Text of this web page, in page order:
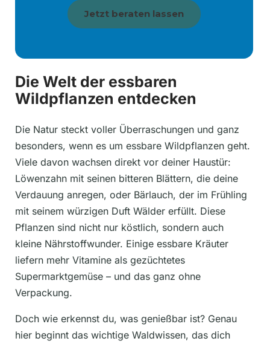
Jetzt beraten lassen
Die Welt der essbaren
Wildpflanzen entdecken
Die Natur steckt voller Überraschungen und ganz
besonders, wenn es um essbare Wildpflanzen geht.
Viele davon wachsen direkt vor deiner Haustür:
Löwenzahn mit seinen bitteren Blättern, die deine
Verdauung anregen, oder Bärlauch, der im Frühling
mit seinem würzigen Duft Wälder erfüllt. Diese
Pflanzen sind nicht nur köstlich, sondern auch
kleine Nährstoffwunder. Einige essbare Kräuter
liefern mehr Vitamine als gezüchtetes
Supermarktgemüse – und das ganz ohne
Verpackung.
Doch wie erkennst du, was genießbar ist? Genau
hier beginnt das wichtige Waldwissen, das dich